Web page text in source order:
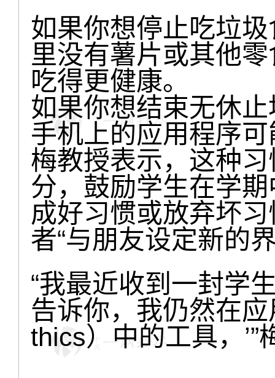
如果你想停止吃垃
里没有薯片或其他
吃得更健康。
如果你想结束无休
手机上的应用程序
梅教授表示，这种
分，鼓励学生在学
成好习惯或放弃坏
者“与朋友设定新的
“我最近收到一封学
告诉你，我仍然在
thics）中的工具，’”